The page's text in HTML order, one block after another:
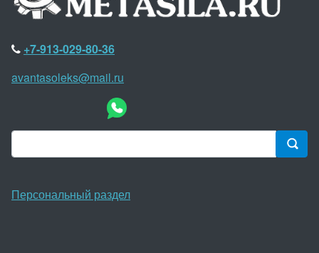
+7-913-029-80-36
avantasoleks@mail.ru
Персональный раздел